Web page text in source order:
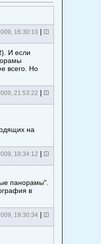
16:30:10 |
И если
всего. Но
21:53:22 |
на
18:34:12 |
панорамы".
в
19:30:34 |